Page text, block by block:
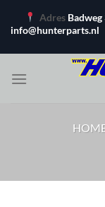
naar
Adres
info@hunterparts.nl